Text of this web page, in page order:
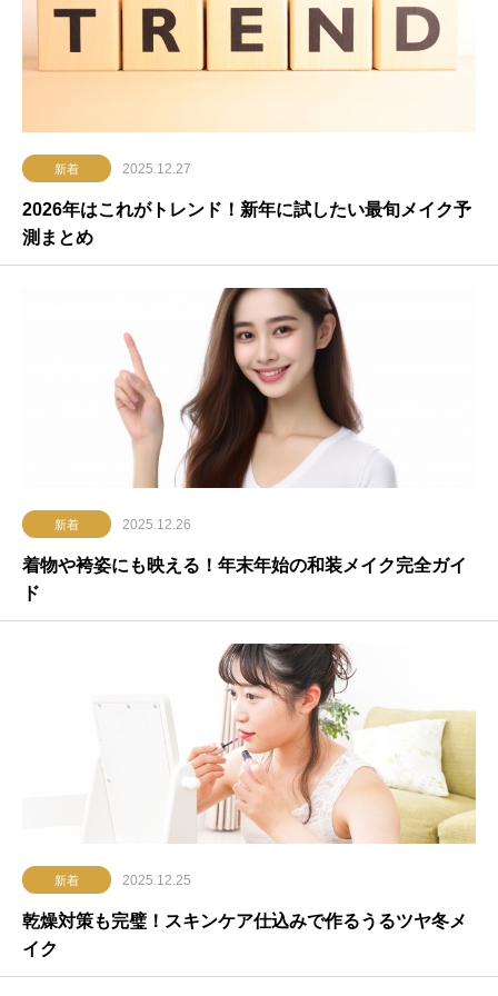
新着 2025.12.27
2026年はこれがトレンド！新年に試したい最旬メイク予
測まとめ
新着 2025.12.26
着物や袴姿にも映える！年末年始の和装メイク完全ガイ
ド
新着 2025.12.25
乾燥対策も完璧！スキンケア仕込みで作るうるツヤ冬メ
イク